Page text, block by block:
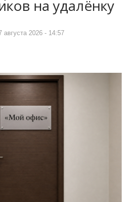
на удалёнку
августа 2026 - 14:57